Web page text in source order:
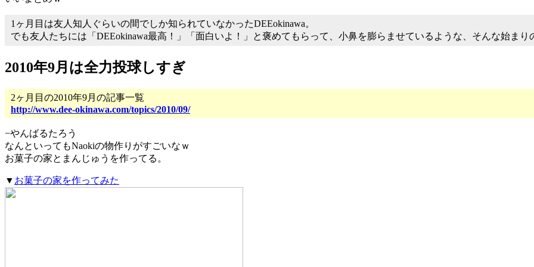
1ヶ月目は友人知人ぐらいの間でしか知られていなかったDEEokinawa。
でも友人たちには「DEEokinawa最高！」「面白いよ！」と褒めてもらって、小鼻を膨らませているような、そんな始まり
2010年9月は全力投球しすぎ
2ヶ月目の2010年9月の記事一覧
http://www.dee-okinawa.com/topics/2010/09/
−やんばるたろう
なんといってもNaokiの物作りがすごいなｗ
お菓子の家とまんじゅうを作ってる。
▼ お菓子の家を作ってみた